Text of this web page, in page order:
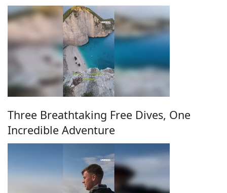
Three Breathtaking Free Dives, One
Incredible Adventure